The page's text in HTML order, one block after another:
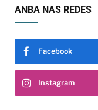
ANBA NAS REDES
Facebook
Instagram